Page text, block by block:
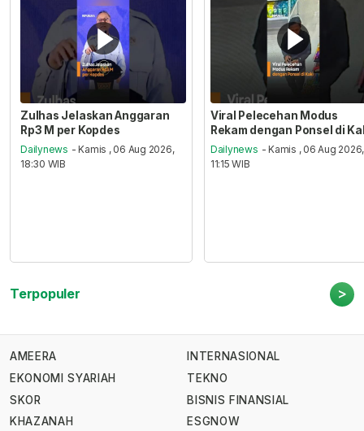
Zulhas Jelaskan Anggaran
Rp3 M per Kopdes
Dailynews - Kamis , 06 Aug 2026,
18:30 WIB
Viral Pelecehan Modus
Rekam dengan Ponsel di
Dailynews - Kamis , 06 Aug 2026,
11:15 WIB
Terpopuler >
AMEERA
EKONOMI SYARIAH
SKOR
KHAZANAH
INTERNASIONAL
TEKNO
BISNIS FINANSIAL
ESGNOW